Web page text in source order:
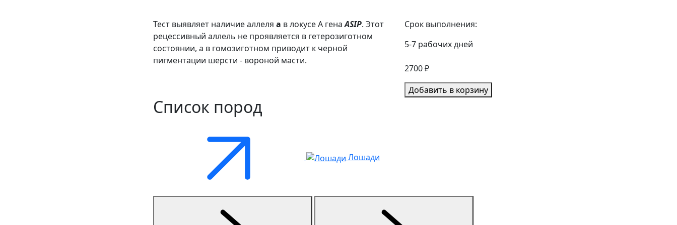
Тест выявляет наличие аллеля a в локусеA генаASIP. Этот
рецессивный аллель не проявляется в гетерозиготном
состоянии, а в гомозиготном приводит к черной
пигментации шерсти - вороной масти.
Срок выполнения:
5-7 рабочих дней
2700 ₽
Добавить в корзину
Список пород
Лошади